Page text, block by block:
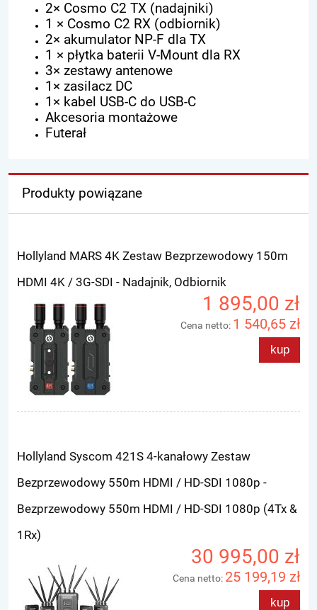
2× Cosmo C2 TX (nadajniki)
1 × Cosmo C2 RX (odbiornik)
2× akumulator NP-F dla TX
1 × płytka baterii V-Mount dla RX
3× zestawy antenowe
1× zasilacz DC
1× kabel USB-C do USB-C
Akcesoria montażowe
Futerał
Produkty powiązane
Hollyland MARS 4K Zestaw Bezprzewodowy 150m
HDMI 4K / 3G-SDI - Nadajnik, Odbiornik
1 895,00 zł
Cena netto: 1 540,65 zł
kup
Hollyland Syscom 421S 4-kanałowy Zestaw
Bezprzewodowy 550m HDMI / HD-SDI 1080p -
Bezprzewodowy 550m HDMI / HD-SDI 1080p (4Tx &
1Rx)
30 995,00 zł
Cena netto: 25 199,19 zł
kup